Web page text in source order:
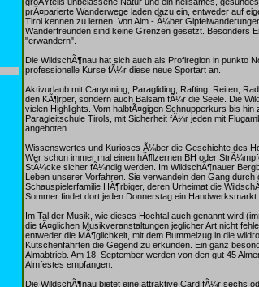
prÃ¤parierte Wanderwege laden dazu ein, entweder auf
Tirol kennen zu lernen. Von Alm - Ã¼ber
Wanderfreunden sind keine Grenzen gesetzt. Besonders
"erwandern".
Die WildschÃ¶nau hat sich auch als Profiregion in punkto
professionelle Kurse fÃ¼r diese neue Sportart an.
Aktivurlaub mit Canyoning, Paragliding, Rafting, Reiten,
den KÃ¶rper, sondern auch Balsam fÃ¼r die Seele. Die
vielen Highlights. Vom halbtÃ¤gigen Schnupperkurs bis
Paragleitschule Tirols, mit Sicherheit fÃ¼r jeden mit
angeboten.
Wissenswertes und Kurioses Ã¼ber die Geschichte des
Wer schon immer mal einen hÃ¶lzernen BH oder
StÃ¼cke sicher fÃ¼ndig werden. Im WildschÃ¶nauer
Leben unserer Vorfahren. Sie verwandeln den Gang
Schauspielerfamilie HÃ¶rbiger, deren Urheimat die
Sommer findet dort jeden Donnerstag ein Handwerksmarkt
Im Tal der Musik, wie dieses Hochtal auch genannt wird
die tÃ¤glichen Musikveranstaltungen jeglicher Art nicht
entweder die MÃ¶glichkeit, mit dem Bummelzug in die
Kutschenfahrten die Gegend zu erkunden. Ein ganz
Almabtrieb. Am 18. September werden von den gut 45
Almfestes empfangen.
Die WildschÃ¶nau bietet eine attraktive Card fÃ¼r sechs